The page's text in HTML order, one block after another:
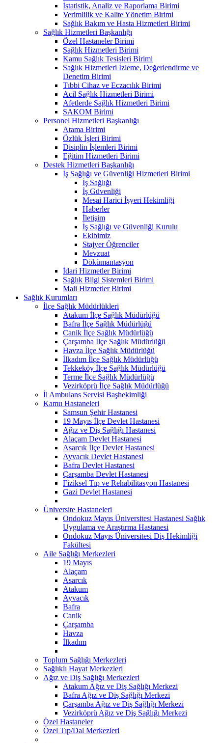
İstatistik, Analiz ve Raporlama Birimi
Verimlilik ve Kalite Yönetim Birimi
Sağlık Bakım ve Hasta Hizmetleri Birimi
Sağlık Hizmetleri Başkanlığı
Özel Hastaneler Birimi
Sağlık Hizmetleri Birimi
Kamu Sağlık Tesisleri Birimi
Sağlık Hizmetleri İzleme, Değerlendirme ve
Denetim Birimi
Tıbbi Cihaz ve Eczacılık Birimi
Acil Sağlık Hizmetleri Birimi
Afetlerde Sağlık Hizmetleri Birimi
SAKOM Birimi
Personel Hizmetleri Başkanlığı
Atama Birimi
Özlük İşleri Birimi
Disiplin İşlemleri Birimi
Eğitim Hizmetleri Birimi
Destek Hizmetleri Başkanlığı
İş Sağlığı ve Güvenliği Hizmetleri Birimi
İş Sağlığı
İş Güvenliği
Mesai Harici İşyeri Hekimliği
Haberler
İletişim
İş Sağlığı ve Güvenliği Kurulu
Ekibimiz
Stajyer Öğrenciler
Mevzuat
Dökümantasyon
İdari Hizmetler Birimi
Sağlık Bilgi Sistemleri Birimi
Mali Hizmetler Birimi
Sağlık Kurumları
İlçe Sağlık Müdürlükleri
Atakum İlçe Sağlık Müdürlüğü
Bafra İlçe Sağlık Müdürlüğü
Canik İlçe Sağlık Müdürlüğü
Çarşamba İlçe Sağlık Müdürlüğü
Havza İlçe Sağlık Müdürlüğü
İlkadım İlçe Sağlık Müdürlüğü
Tekkeköy İlçe Sağlık Müdürlüğü
Terme İlçe Sağlık Müdürlüğü
Vezirköprü İlçe Sağlık Müdürlüğü
İl Ambulans Servisi Başhekimliği
Kamu Hastaneleri
Samsun Şehir Hastanesi
19 Mayıs İlçe Devlet Hastanesi
Ağız ve Diş Sağlığı Hastanesi
Alaçam Devlet Hastanesi
Asarcık İlçe Devlet Hastanesi
Ayvacık Devlet Hastanesi
Bafra Devlet Hastanesi
Çarşamba Devlet Hastanesi
Fiziksel Tıp ve Rehabilitasyon Hastanesi
Gazi Devlet Hastanesi
Üniversite Hastaneleri
Ondokuz Mayıs Üniversitesi Hastanesi Sağlık
Uygulama ve Araştırma Hastanesi
Ondokuz Mayıs Üniversitesi Diş Hekimliği
Fakültesi
Aile Sağlığı Merkezleri
19 Mayıs
Alaçam
Asarcık
Atakum
Ayvacık
Bafra
Canik
Çarşamba
Havza
İlkadım
Toplum Sağlığı Merkezleri
Sağlıklı Hayat Merkezleri
Ağız ve Diş Sağlığı Merkezleri
Atakum Ağız ve Diş Sağlığı Merkezi
Bafra Ağız ve Diş Sağlığı Merkezi
Çarşamba Ağız ve Diş Sağlığı Merkezi
Vezirköprü Ağız ve Diş Sağlığı Merkezi
Özel Hastaneler
Özel Tıp/Dal Merkezleri